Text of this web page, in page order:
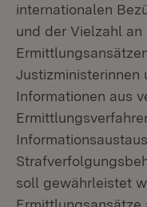
internationalen
und der Vielzahl an
Justizministerinnen
Informationen aus
soll gewährleistet